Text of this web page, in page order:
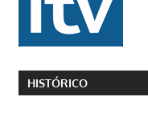
HISTÓRICO